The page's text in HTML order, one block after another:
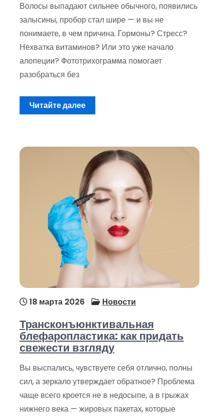
Волосы выпадают сильнее обычного, появились
залысины, пробор стал шире — и вы не
понимаете, в чем причина. Гормоны? Стресс?
Нехватка витаминов? Или это уже начало
алопеции? Фототрихограмма помогает
разобраться без
Читайте далее
18 марта 2026 Новости
Трансконъюнктивальная
блефаропластика: как придать
свежести взгляду
Вы выспались, чувствуете себя отлично, полны
сил, а зеркало утверждает обратное? Проблема
чаще всего кроется не в недосыпе, а в грыжах
нижнего века — жировых пакетах, которые